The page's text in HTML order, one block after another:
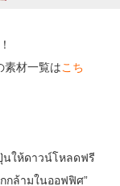
素材一覧はこち
นให้ดาวน์โหลดฟรี
กล้ามในออฟฟิศ”